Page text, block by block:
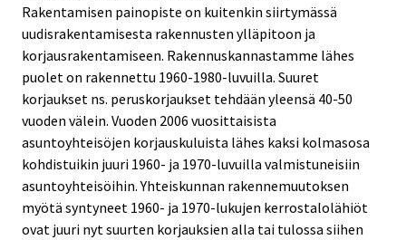
Rakentamisen painopiste on kuitenkin siirtymässä
uudisrakentamisesta rakennusten ylläpitoon ja
korjausrakentamiseen. Rakennuskannastamme lähes
puolet on rakennettu 1960-1980-luvuilla. Suuret
korjaukset ns. peruskorjaukset tehdään yleensä 40-50
vuoden välein. Vuoden 2006 vuosittaisista
asuntoyhteisöjen korjauskuluista lähes kaksi kolmasosa
kohdistuikin juuri 1960- ja 1970-luvuilla valmistuneisiin
asuntoyhteisöihin. Yhteiskunnan rakennemuutoksen
myötä syntyneet 1960- ja 1970-lukujen kerrostalolähiöt
ovat juuri nyt suurten korjauksien alla tai tulossa siihen